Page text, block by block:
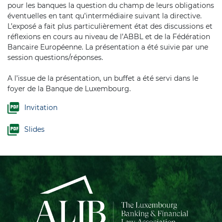
pour les banques la question du champ de leurs obligations
éventuelles en tant qu’intermédiaire suivant la directive.
L’exposé a fait plus particulièrement état des discussions et
réflexions en cours au niveau de l’ABBL et de la Fédération
Bancaire Européenne. La présentation a été suivie par une
session questions/réponses.
A l’issue de la présentation, un buffet a été servi dans le
foyer de la Banque de Luxembourg.
Invitation
Slides